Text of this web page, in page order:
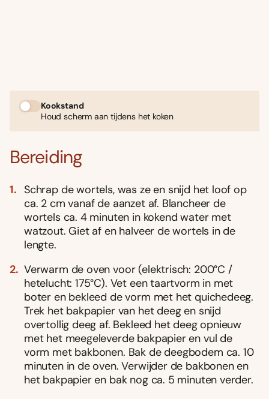
Kookstand
Houd scherm aan tijdens het koken
Bereiding
Schrap de wortels, was ze en snijd het loof op
ca. 2 cm vanaf de aanzet af. Blancheer de
wortels ca. 4 minuten in kokend water met
watzout. Giet af en halveer de wortels in de
lengte.
Verwarm de oven voor (elektrisch: 200°C /
hetelucht: 175°C). Vet een taartvorm in met
boter en bekleed de vorm met het quichedeeg.
Trek het bakpapier van het deeg en snijd
overtollig deeg af. Bekleed het deeg opnieuw
met het meegeleverde bakpapier en vul de
vorm met bakbonen. Bak de deegbodem ca. 10
minuten in de oven. Verwijder de bakbonen en
het bakpapier en bak nog ca. 5 minuten verder.